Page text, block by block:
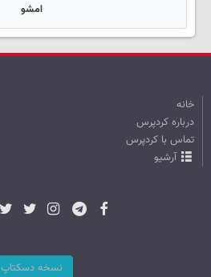
امشو
خانه
درباره کردپرس
تماس با کردپرس
آرشیو
نسخه دسکتاپ